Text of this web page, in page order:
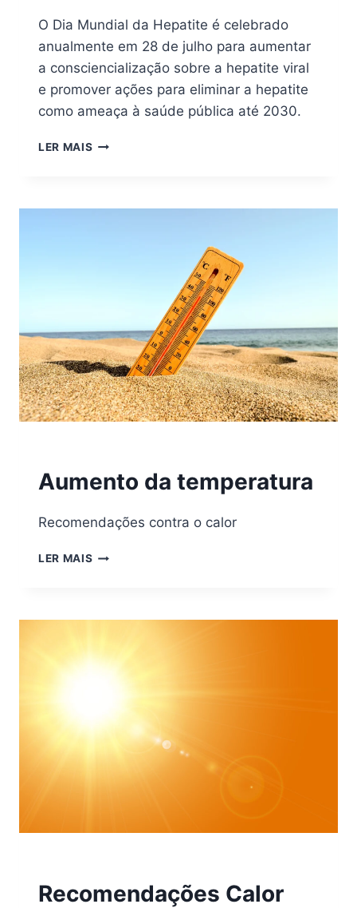
O Dia Mundial da Hepatite é celebrado
anualmente em 28 de julho para aumentar
a consciencialização sobre a hepatite viral
e promover ações para eliminar a hepatite
como ameaça à saúde pública até 2030.
LER MAIS
Aumento da temperatura
Recomendações contra o calor
LER MAIS
Recomendações Calor